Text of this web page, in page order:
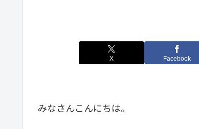
X Facebook
みなさんこんにちは。